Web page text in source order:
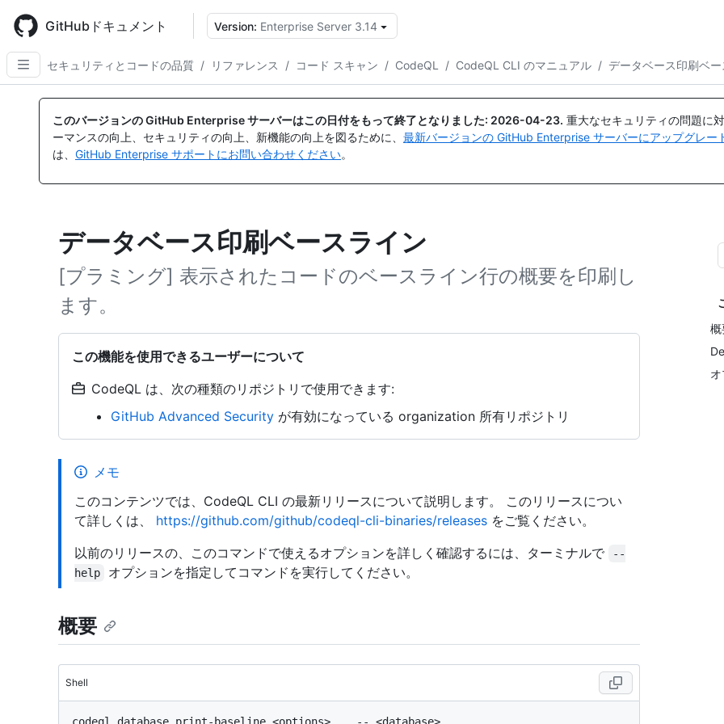
main
content
GitHubドキュメント Version: Enterprise Server 3.14
セキュリティとコードの品質 / リファレンス / コード スキャン / CodeQL / CodeQL CLI のマニュアル / データベース印刷ベ
このバージョンの GitHub Enterprise サーバーはこの日付をもって終了となりました: 2026-04-23. 重大なセキュリティの問題に
ーマンスの向上、セキュリティの向上、新機能の向上を図るために、 最新バージョンの GitHub Enterprise サーバーにアップグレー
は、 GitHub Enterprise サポートにお問い合わせください。
データベース印刷ベースライン
[プラミング] 表示されたコードのベースライン行の概要を印刷し
ます。
この機能を使用できるユーザーについて
CodeQL は、次の種類のリポジトリで使用できます:
GitHub Advanced Security が有効になっている organization 所有リポジトリ
概
メモ
このコンテンツでは、CodeQL CLI の最新リリースについて説明します。 このリリースについ
て詳しくは、 https://github.com/github/codeql-cli-binaries/releases をご覧ください。
以前のリリースの、このコマンドで使えるオプションを詳しく確認するには、ターミナルで
--
help
オプションを指定してコマンドを実行してください。
概要
Shell